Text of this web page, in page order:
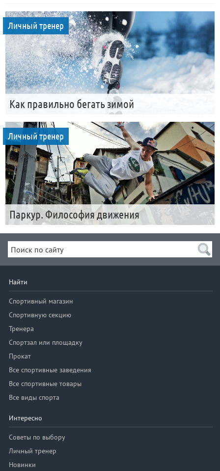
Личный тренер
Как правильно бегать зимой
Личный тренер
Паркур. Философия движения
Найти
Спортивный магазин
Спортивную секцию
Тренера
Спортзал или площадку
Прокат
Все спортивные заведения
Все спортивные товары
Все виды спорта
Интересно
Советы по выбору
Личный тренер
Новинки